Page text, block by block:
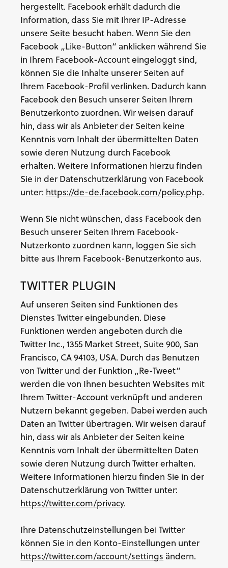
hergestellt. Facebook erhält dadurch die
Information, dass Sie mit Ihrer IP-Adresse
unsere Seite besucht haben. Wenn Sie den
Facebook „Like-Button“ anklicken während Sie
in Ihrem Facebook-Account eingeloggt sind,
können Sie die Inhalte unserer Seiten auf
Ihrem Facebook-Profil verlinken. Dadurch kann
Facebook den Besuch unserer Seiten Ihrem
Benutzerkonto zuordnen. Wir weisen darauf
hin, dass wir als Anbieter der Seiten keine
Kenntnis vom Inhalt der übermittelten Daten
sowie deren Nutzung durch Facebook
erhalten. Weitere Informationen hierzu finden
Sie in der Datenschutzerklärung von Facebook
unter: https://de-de.facebook.com/policy.php.
Wenn Sie nicht wünschen, dass Facebook den
Besuch unserer Seiten Ihrem Facebook-
Nutzerkonto zuordnen kann, loggen Sie sich
bitte aus Ihrem Facebook-Benutzerkonto aus.
TWITTER PLUGIN
Auf unseren Seiten sind Funktionen des
Dienstes Twitter eingebunden. Diese
Funktionen werden angeboten durch die
Twitter Inc., 1355 Market Street, Suite 900, San
Francisco, CA 94103, USA. Durch das Benutzen
von Twitter und der Funktion „Re-Tweet“
werden die von Ihnen besuchten Websites mit
Ihrem Twitter-Account verknüpft und anderen
Nutzern bekannt gegeben. Dabei werden auch
Daten an Twitter übertragen. Wir weisen darauf
hin, dass wir als Anbieter der Seiten keine
Kenntnis vom Inhalt der übermittelten Daten
sowie deren Nutzung durch Twitter erhalten.
Weitere Informationen hierzu finden Sie in der
Datenschutzerklärung von Twitter unter:
https://twitter.com/privacy.
Ihre Datenschutzeinstellungen bei Twitter
können Sie in den Konto-Einstellungen unter
https://twitter.com/account/settings ändern.